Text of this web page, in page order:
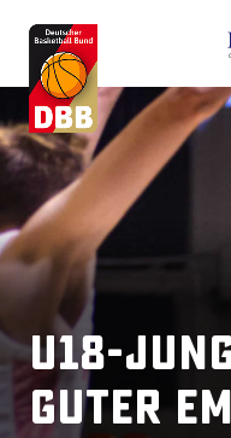
U18-
Guter